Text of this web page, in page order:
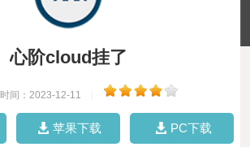
心阶cloud挂了
时间：2023-12-11
苹果下载 PC下载